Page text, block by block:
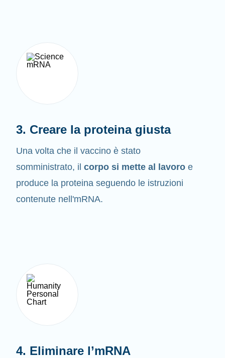
3. Creare la proteina giusta
Una volta che il vaccino è stato
somministrato, il corpo si mette al lavoro e
produce la proteina seguendo le istruzioni
contenute nell'mRNA.
4. Eliminare l’mRNA